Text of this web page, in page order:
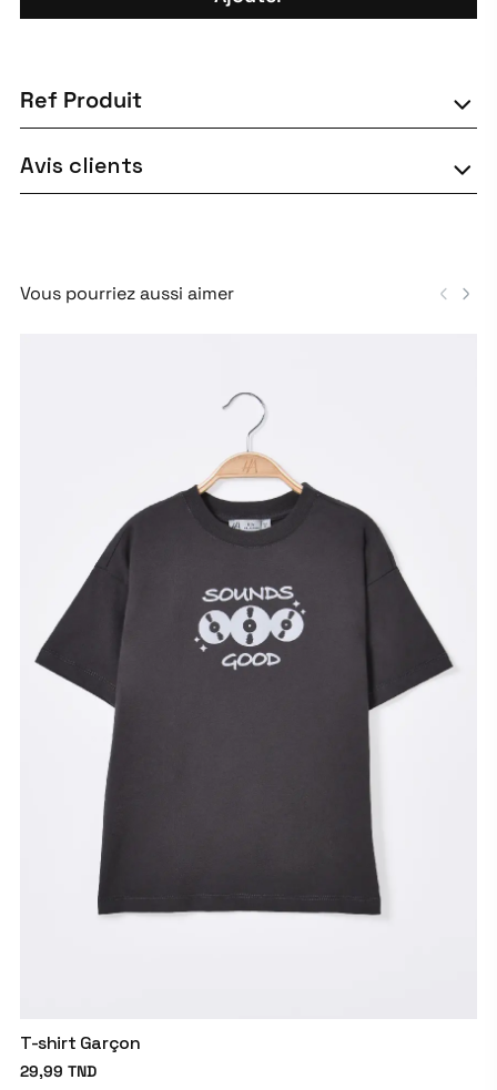
Ref Produit
Avis clients
Vous pourriez aussi aimer
T-shirt Garçon
29,99 TND